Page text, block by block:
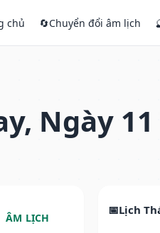
chủ 🔄Chuyển đổi âm lịch
Ngày
ÂM LỊCH
Lịch